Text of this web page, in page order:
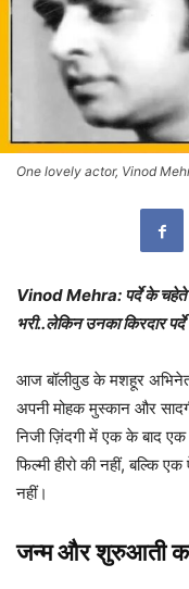
One lovely actor, Vinod
Vinod Mehra: पर्दे के चहेते
भरी..लेकिन उनका किरदार
आज बॉलीवुड के मशहूर
अपनी मोहक मुस्कान और
निजी ज़िंदगी में एक के बाद
फिल्मी हीरो की नहीं, बल्कि
नहीं।
जन्म और शुरुआती